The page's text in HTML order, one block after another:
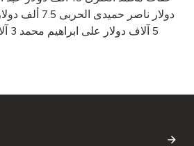
دولار ناصر
5